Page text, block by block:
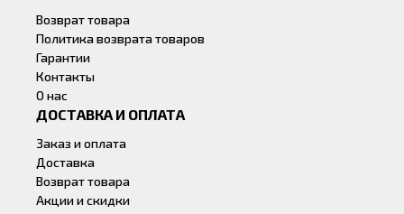
Возврат товара
Политика возврата товаров
Гарантии
Контакты
О нас
ДОСТАВКА И ОПЛАТА
Заказ и оплата
Доставка
Возврат товара
Акции и скидки